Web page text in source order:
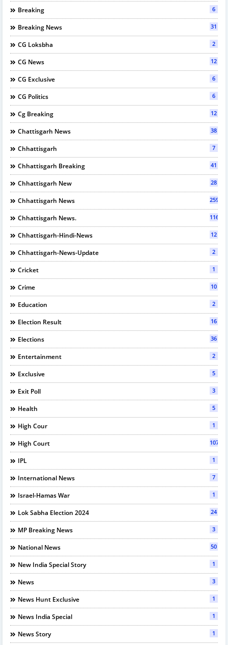
Breaking 6
Breaking News 31
CG Loksbha 2
CG News 12
CG Exclusive 6
CG Politics 6
Cg Breaking 12
Chattisgarh News 38
Chhattisgarh 7
Chhattisgarh Breaking 41
Chhattisgarh New 28
Chhattisgarh News 2595
Chhattisgarh News. 116
Chhattisgarh-Hindi-News 12
Chhattisgarh-News-Update 2
Cricket 1
Crime 10
Education 2
Election Result 16
Elections 36
Entertainment 2
Exclusive 5
Exit Poll 3
Health 5
High Cour 1
High Court 107
IPL 1
International News 7
Israel-Hamas War 1
Lok Sabha Election 2024 24
MP Breaking News 3
National News 50
New India Special Story 1
News 3
News Hunt Exclusive 1
News India Special 1
News Story 1